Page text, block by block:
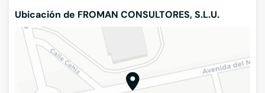
Ubicación de FROMAN CONSULTORES, S.L.U.